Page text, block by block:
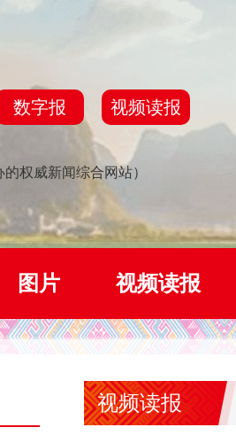
数字报 视频读报
权威新闻综合网站）
图片 视频读报
视频读报